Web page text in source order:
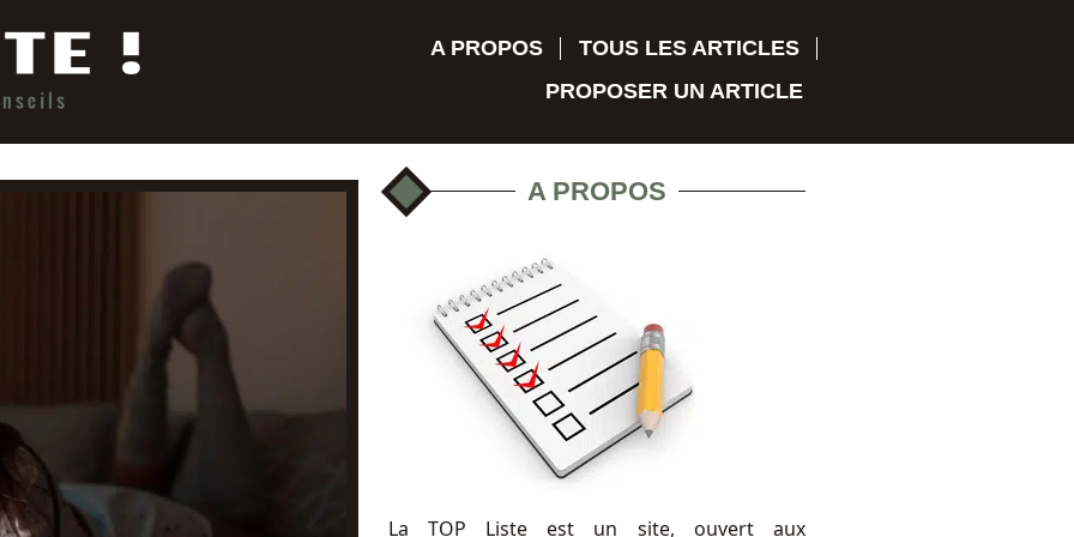
A PROPOS
TOUS LES ARTICLES
PROPOSER UN ARTICLE
A PROPOS
La TOP Liste est un site, ouvert aux